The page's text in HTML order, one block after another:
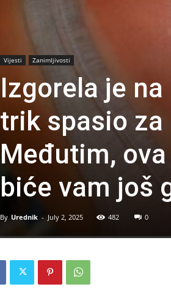
Vijesti Zanimljivosti
Izgorela je
trik spasio za
Međutim,
biće vam još
By Urednik - July 2, 2025 482 0